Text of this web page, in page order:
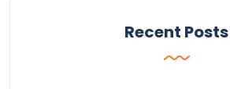
Recent Posts